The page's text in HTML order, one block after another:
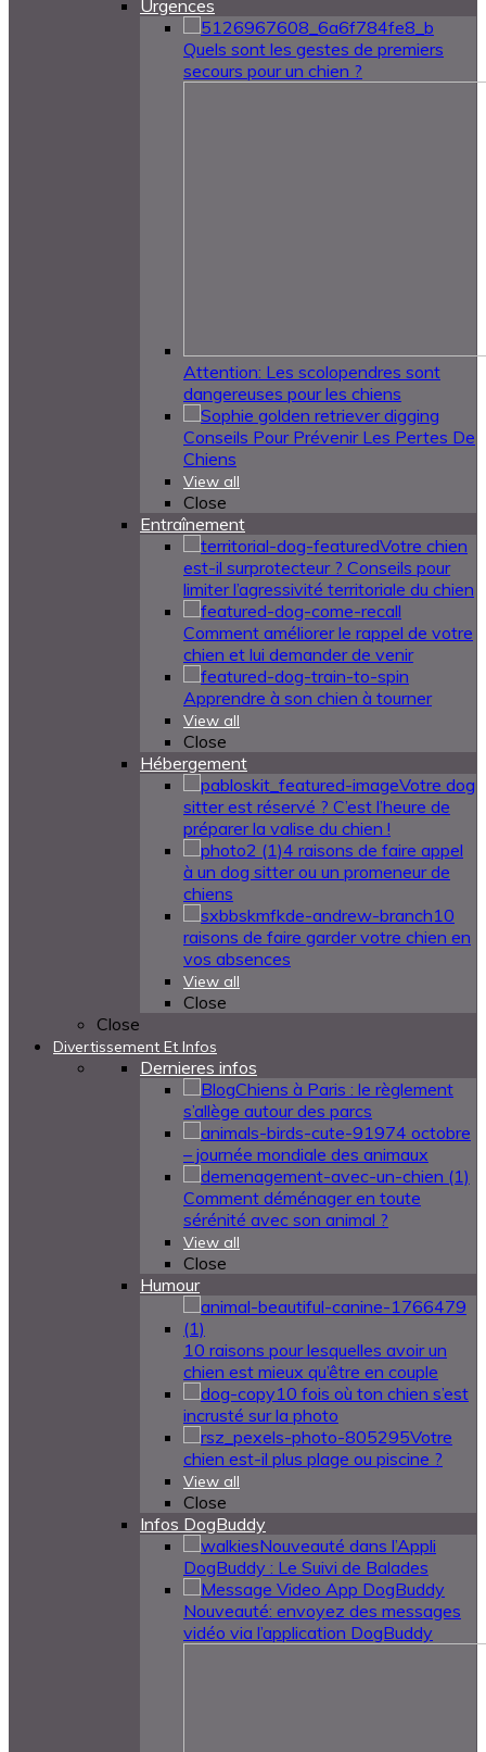
Urgences
Quels sont les gestes de premiers
secours pour un chien ?
Attention: Les scolopendres sont
dangereuses pour les chiens
Conseils Pour Prévenir Les Pertes De
Chiens
View all
Close
Entraînement
Votre chien
est-il surprotecteur ? Conseils pour
limiter l’agressivité territoriale du chien
Comment améliorer le rappel de votre
chien et lui demander de venir
Apprendre à son chien à tourner
View all
Close
Hébergement
Votre dog
sitter est réservé ? C’est l’heure de
préparer la valise du chien !
4 raisons de faire appel
à un dog sitter ou un promeneur de
chiens
10
raisons de faire garder votre chien en
vos absences
View all
Close
Close
Divertissement Et Infos
Dernieres infos
Chiens à Paris : le règlement
s’allège autour des parcs
4 octobre
– journée mondiale des animaux
Comment déménager en toute
sérénité avec son animal ?
View all
Close
Humour
10 raisons pour lesquelles avoir un
chien est mieux qu’être en couple
10 fois où ton chien s’est
incrusté sur la photo
Votre
chien est-il plus plage ou piscine ?
View all
Close
Infos DogBuddy
Nouveauté dans l’Appli
DogBuddy : Le Suivi de Balades
Nouveauté: envoyez des messages
vidéo via l’application DogBuddy